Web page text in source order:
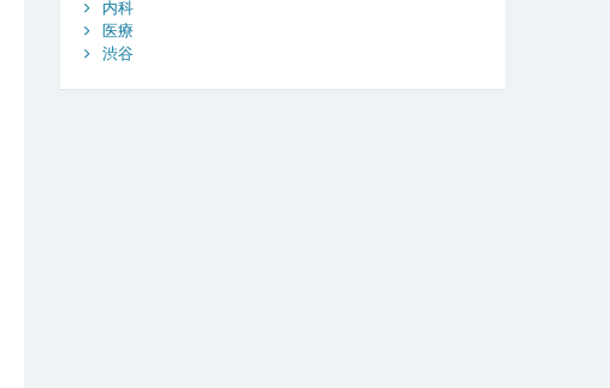
内科
医療
渋谷